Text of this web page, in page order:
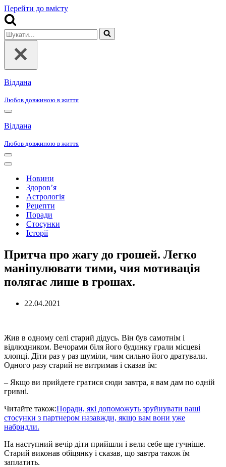
Перейти до вмісту
Шукати...
Віддана
Любов довжиною в життя
Меню
навігації
Віддана
Любов довжиною в життя
Меню
навігації
Меню
навігаціїНовини
Здоров’я
Астрологія
Рецепти
Поради
Стосунки
Історії
Притча про жагу до грошей. Легко
маніпулювати тими, чия мотивація
полягає лише в грошах.
22.04.2021
Жив в одному селі старий дідусь. Він був самотнім і
відлюдником. Вечорами біля його будинку грали місцеві
хлопці. Діти раз у раз шуміли, чим сильно його дратували.
Одного разу старий не витримав і сказав їм:
– Якщо ви прийдете гратися сюди завтра, я вам дам по одній
гривні.
Читайте також:Поради, які допоможуть зруйнувати ваші
стосунки з партнером назавжди, якщо вам вони уже
набридли.
На наступний вечір діти прийшли і вели себе ще гучніше.
Старий виконав обіцянку і сказав, що завтра також їм
заплатить.